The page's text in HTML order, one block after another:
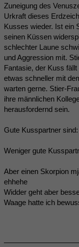
Zuneigung des
Urkraft dieses
Kusses wieder. Ist ein
seinen Küssen
schlechter Laune
und Aggression mit.
Fantasie, der Kuss
etwas schneller mit
warten gerne. Stier-
ihre männlichen
herausfordernd sein.
Gute Kusspartner
Weniger gute
Aber einen Skorpion
ehhehe
Widder geht aber
Waage hatte ich